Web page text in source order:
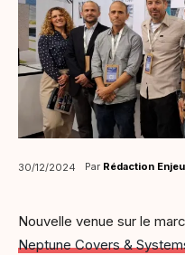
30/12/2024 Par Rédaction
Nouvelle venue sur le
Neptune Covers &